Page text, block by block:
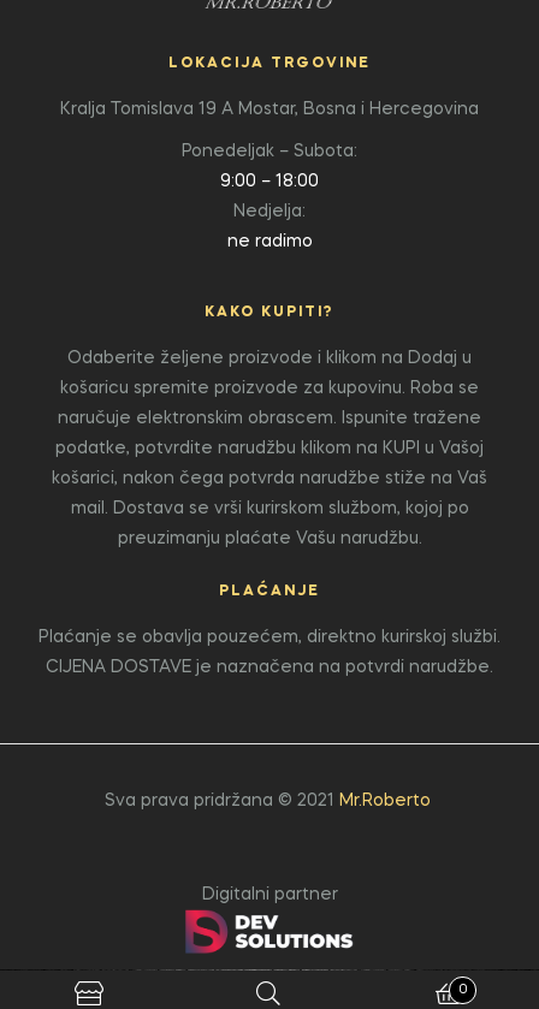
LOKACIJA TRGOVINE
Kralja Tomislava 19 A Mostar, Bosna i Hercegovina
Ponedeljak – Subota:
9:00 – 18:00
Nedjelja:
ne radimo
KAKO KUPITI?
Odaberite željene proizvode i klikom na Dodaj u
košaricu spremite proizvode za kupovinu. Roba se
naručuje elektronskim obrascem. Ispunite tražene
podatke, potvrdite narudžbu klikom na KUPI u Vašoj
košarici, nakon čega potvrda narudžbe stiže na Vaš
mail. Dostava se vrši kurirskom službom, kojoj po
preuzimanju plaćate Vašu narudžbu.
PLAĆANJE
Plaćanje se obavlja pouzećem, direktno kurirskoj službi.
CIJENA DOSTAVE je naznačena na potvrdi narudžbe.
Sva prava pridržana © 2021 Mr.Roberto
Digitalni partner
0